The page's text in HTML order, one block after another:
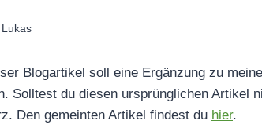
Lukas
Blogartikel soll eine Ergänzung zu
Solltest du diesen ursprünglichen Artikel
Den gemeinten Artikel findest du hier.